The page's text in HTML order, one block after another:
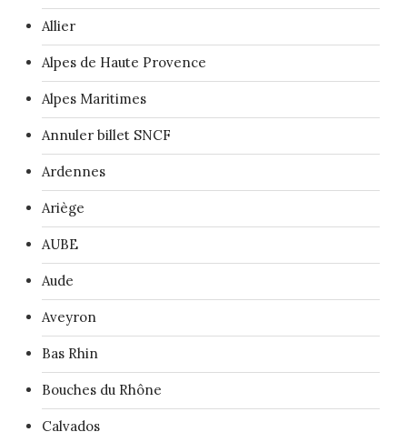
Allier
Alpes de Haute Provence
Alpes Maritimes
Annuler billet SNCF
Ardennes
Ariège
AUBE
Aude
Aveyron
Bas Rhin
Bouches du Rhône
Calvados